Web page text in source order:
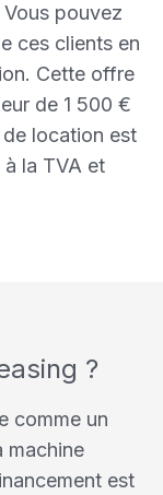
pouvez
ces clients en
Cette offre
de 1 500 €
location est
à la TVA et
?
comme un
machine
est